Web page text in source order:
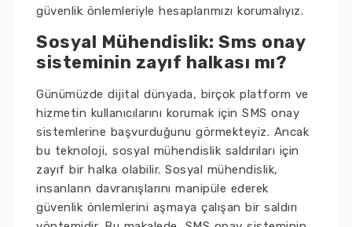
güvenlik önlemleriyle hesaplarımızı korumalıyız.
Sosyal Mühendislik: Sms onay
sisteminin zayıf halkası mı?
Günümüzde dijital dünyada, birçok platform ve
hizmetin kullanıcılarını korumak için SMS onay
sistemlerine başvurduğunu görmekteyiz. Ancak
bu teknoloji, sosyal mühendislik saldırıları için
zayıf bir halka olabilir. Sosyal mühendislik,
insanların davranışlarını manipüle ederek
güvenlik önlemlerini aşmaya çalışan bir saldırı